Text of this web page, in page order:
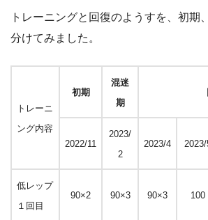
トレーニングと回復のようすを、初期
分けてみました。
トレーニ
ング内容
初期
混迷
期
2022/11
2023/
2
2023/4
低レップ
１回目
90×2 90×3 90×3 100